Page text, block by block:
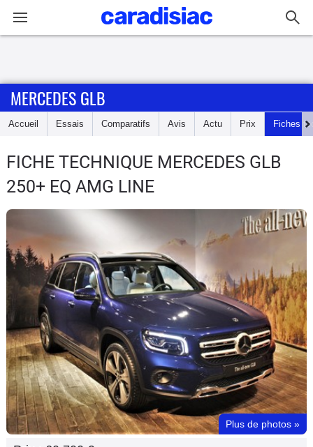
Accueil
Essais
Guide
Electriques
Utilitaires
Flottes
Auto
Services
Forum
MERCEDES GLB
Accueil Essais Comparatifs Avis Actu Prix Fiches
FICHE TECHNIQUE MERCEDES GLB
250+ EQ AMG LINE
Plus de photos »